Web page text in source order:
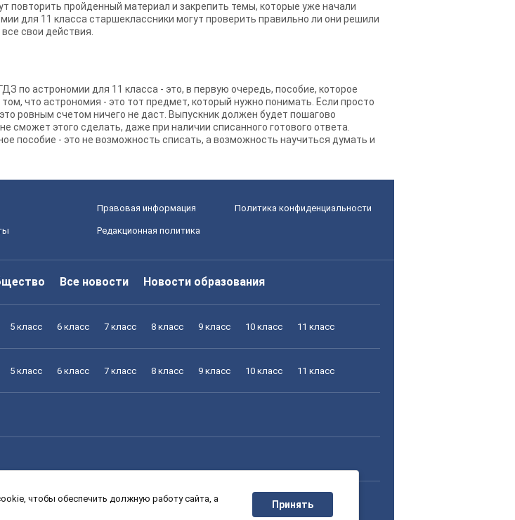
повторить пройденный материал и закрепить темы, которые уже начали
для 11 класса старшеклассники могут проверить правильно ли они решили
свои действия.
по астрономии для 11 класса - это, в первую очередь, пособие, которое
что астрономия - это тот предмет, который нужно понимать. Если просто
ровным счетом ничего не даст. Выпускник должен будет пошагово
сможет этого сделать, даже при наличии списанного готового ответа.
пособие - это не возможность списать, а возможность научиться думать и
Правовая информация Политика конфиденциальности
Редакционная политика
Все новости Новости образования
5 класс 6 класс 7 класс 8 класс 9 класс 10 класс 11 класс
5 класс 6 класс 7 класс 8 класс 9 класс 10 класс 11 класс
5 класс 6 класс 7 класс 8 класс 9 класс 10 класс 11 класс
чтобы обеспечить должную работу сайта, а
Принять